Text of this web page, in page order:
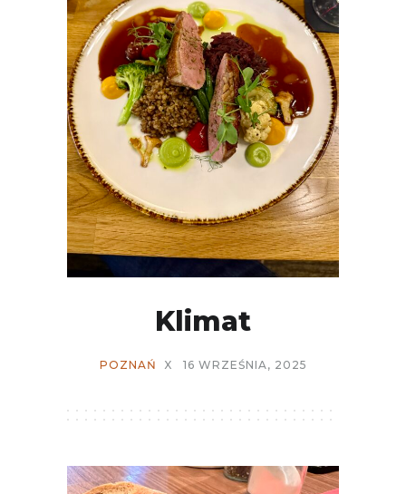
Klimat
POZNAŃ X 16 WRZEŚNIA, 2025